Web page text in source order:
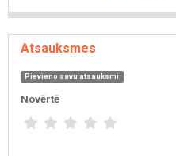
Atsauksmes
Pievieno savu atsauksmi
Novērtē